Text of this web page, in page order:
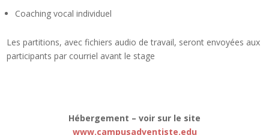
Coaching vocal individuel
Les partitions, avec fichiers audio de travail, seront envoyées aux
participants par courriel avant le stage
Hébergement – voir sur le site
www.campusadventiste.edu